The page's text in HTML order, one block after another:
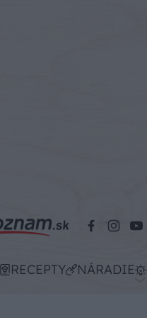
RECEPTY NÁRADIE